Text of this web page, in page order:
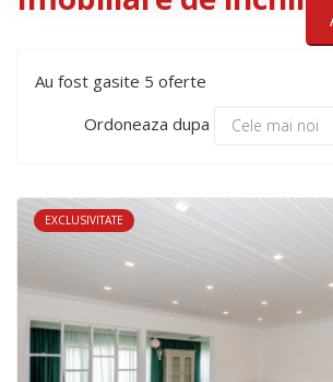
Au fost gasite 5 oferte
Ordoneaza dupa
Cele mai noi
EXCLUSIVITATE